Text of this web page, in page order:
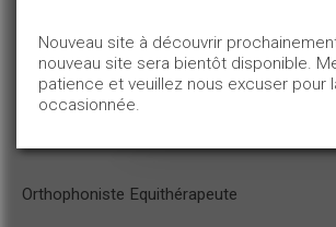
Orthophoniste Equithérapeute
Nouveau site à découvrir
nouveau site sera bientôt disponible.
patience et veuillez nous excuser pour
occasionnée.